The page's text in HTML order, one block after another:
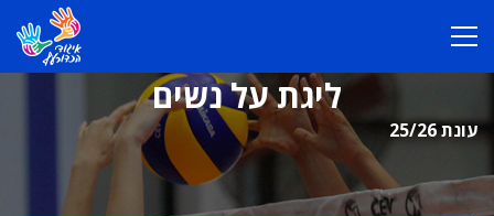
ליגת על נשים
עונת 25/26